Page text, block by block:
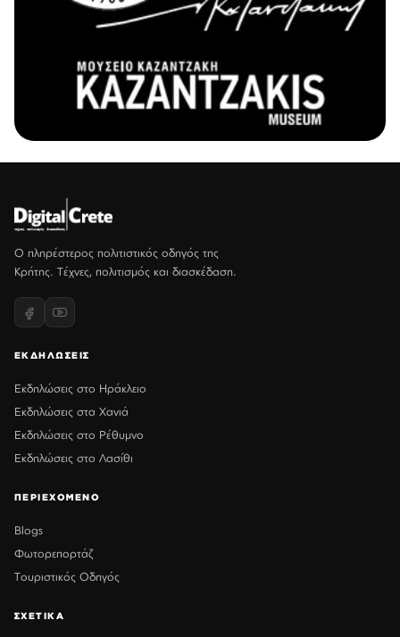
Ο πληρέστερος πολιτιστικός οδηγός της
Κρήτης. Τέχνες, πολιτισμός και διασκέδαση.
ΕΚΔΗΛΩΣΕΙΣ
Εκδηλώσεις στο Ηράκλειο
Εκδηλώσεις στα Χανιά
Εκδηλώσεις στο Ρέθυμνο
Εκδηλώσεις στο Λασίθι
ΠΕΡΙΕΧΟΜΕΝΟ
Blogs
Φωτορεπορτάζ
Τουριστικός Οδηγός
ΣΧΕΤΙΚΑ